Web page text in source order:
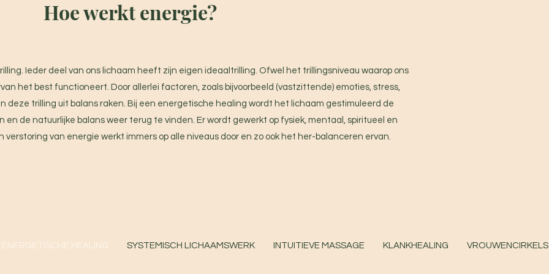
Hoe werkt energie?
Ieder deel van ons lichaam heeft zijn eigen ideaaltrilling. Ofwel het trillingsniveau waarop ons
het best functioneert. Door allerlei factoren, zoals bijvoorbeeld (vastzittende) emoties, stress,
deze trilling uit balans raken. Bij een energetische healing wordt het lichaam gestimuleerd de
en de natuurlijke balans weer terug te vinden. Er wordt gewerkt op fysiek, mentaal, spiritueel en
verstoring van energie werkt immers op alle niveaus door en zo ook het her-balanceren ervan.
ENERGETISCHE HEALING SYSTEMISCH LICHAAMSWERK INTUITIEVE MASSAGE KLANKHEALING